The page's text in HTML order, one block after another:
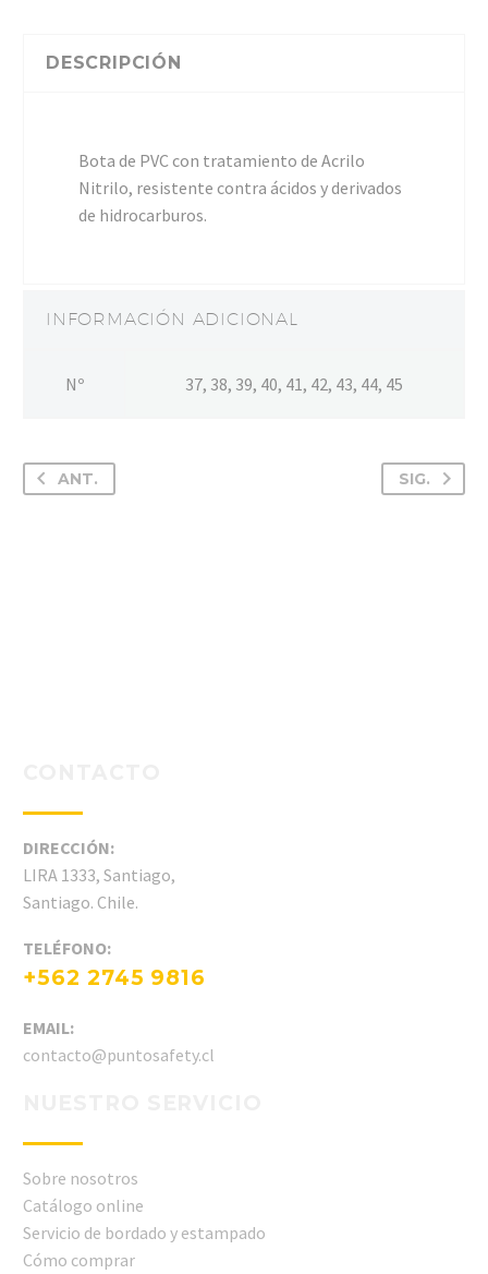
DESCRIPCIÓN
Bota de PVC con tratamiento de Acrilo
Nitrilo, resistente contra ácidos y derivados
de hidrocarburos.
INFORMACIÓN ADICIONAL
Nº 37, 38, 39, 40, 41, 42, 43, 44, 45
ANT. SIG.
DIRECCIÓN:
LIRA 1333, Santiago,
Santiago. Chile.
TELÉFONO:
+562 2745 9816
EMAIL:
contacto@puntosafety.cl
Sobre nosotros
Catálogo online
Servicio de bordado y estampado
Cómo comprar